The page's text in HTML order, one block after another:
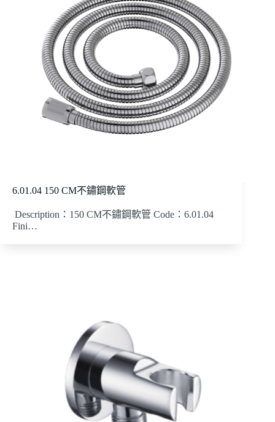
6.01.04 150 CM不鏽鋼軟管
Description：150 CM不鏽鋼軟管 Code：6.01.04
Fini…